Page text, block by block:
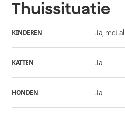
Thuissituatie
KINDEREN Ja, met
KATTEN Ja
HONDEN Ja